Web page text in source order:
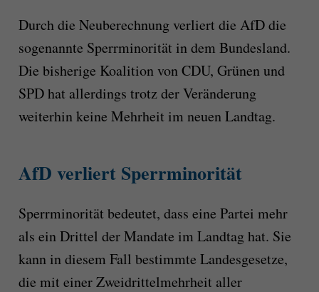
Durch die Neuberechnung verliert die AfD die
sogenannte Sperrminorität in dem Bundesland.
Die bisherige Koalition von CDU, Grünen und
SPD hat allerdings trotz der Veränderung
weiterhin keine Mehrheit im neuen Landtag.
AfD verliert Sperrminorität
Sperrminorität bedeutet, dass eine Partei mehr
als ein Drittel der Mandate im Landtag hat. Sie
kann in diesem Fall bestimmte Landesgesetze,
die mit einer Zweidrittelmehrheit aller